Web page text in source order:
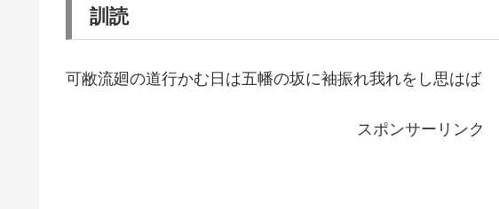
訓読
可敝流廻の道行かむ日は五幡の坂に袖振れ我れをし思はば
スポンサーリンク